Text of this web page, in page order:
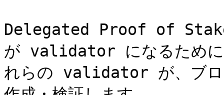
Delegated Proof of Stake
が validator になるために
れらの validator が、ブロ